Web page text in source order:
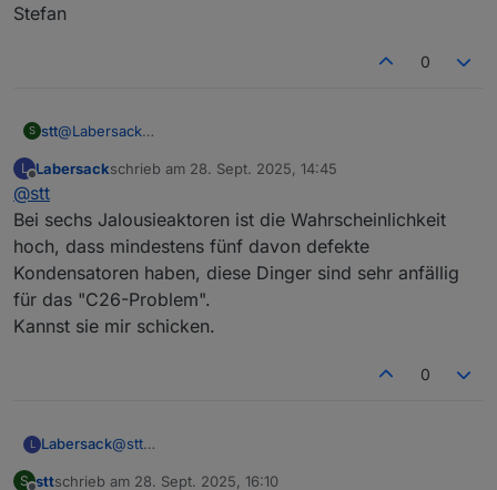
Stefan
0
S stt@Labersack
Markenschalter HM-LC-Bl1PBU-FM. Stück für Stück zeigt
Ich hätte aktuell 6 Stück, welche nicht mehr (richtig)
funktionieren. Mit meinen eigenen Lötversuchen an 2
Aktoren bin ich kläglich gescheitert.
Ich wäre also glücklich, wenn Du als Profi auch mir helfen
könntest!
Viele Grüße,
L
Offline
Labersackschrieb am 28. Sept. 2025, 14:45
zuletzt editiert von
@stt
Bei sechs Jalousieaktoren ist die Wahrscheinlichkeit
hoch, dass mindestens fünf davon defekte
Kondensatoren haben, diese Dinger sind sehr anfällig
für das "C26-Problem".
Kannst sie mir schicken.
0
L Labersack@stt
hoch, dass mindestens fünf davon defekte
S sttschrieb am 28. Sept. 2025, 16:10